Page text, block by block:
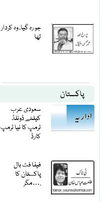
جو رہ گیا، وہ کردار
تھا
پاکستان
سعودی عرب
کیلئے ڈونلڈ
ٹرمپ کا نیا ٹرمپ
کارڈ
فیفا فٹ بال
پاکستان کا
مگر….